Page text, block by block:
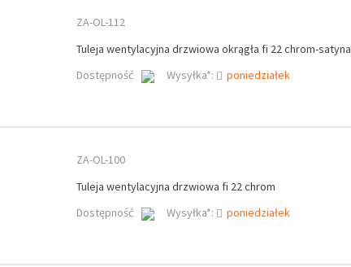
ZA-OL-112
Tuleja wentylacyjna drzwiowa okrągła fi 22 chrom-satyna
Dostępność
Wysyłka*: poniedziałek
ZA-OL-100
Tuleja wentylacyjna drzwiowa fi 22 chrom
Dostępność
Wysyłka*: poniedziałek